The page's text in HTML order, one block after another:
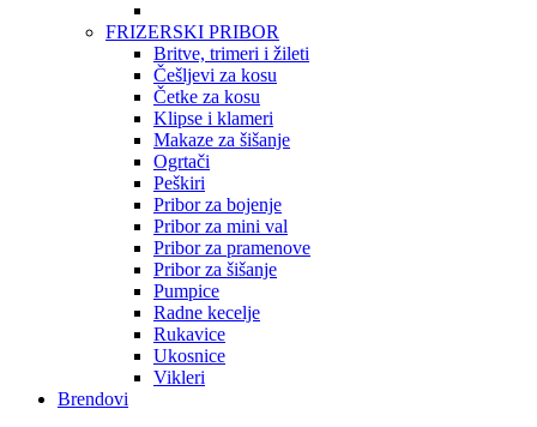
FRIZERSKI PRIBOR
Britve, trimeri i žileti
Češljevi za kosu
Četke za kosu
Klipse i klameri
Makaze za šišanje
Ogrtači
Peškiri
Pribor za bojenje
Pribor za mini val
Pribor za pramenove
Pribor za šišanje
Pumpice
Radne kecelje
Rukavice
Ukosnice
Vikleri
Brendovi